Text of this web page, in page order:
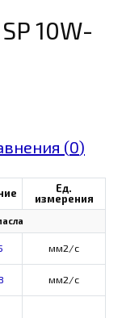
10W-
(0)
Ед.
измерения
мм2/с
мм2/с